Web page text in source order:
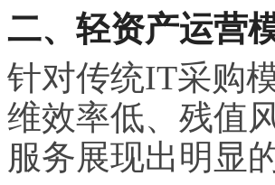
二、轻资产运营
针对传统IT采购
维效率低、残值
服务展现出明显